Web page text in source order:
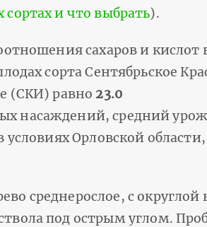
и что выбрать).
сахаров и
сорта Сентябрьское
(СКИ) равно 23.0
насаждений, средний
условиях Орловской
среднерослое, с
под острым углом.